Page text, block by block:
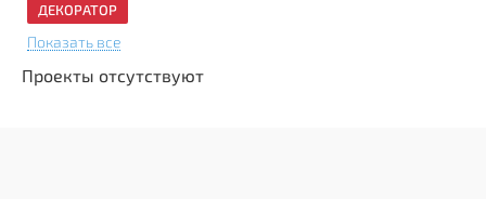
ДЕКОРАТОР
Показать все
Проекты отсутствуют